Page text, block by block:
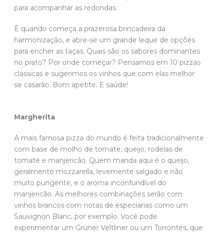
para acompanhar as redondas.
É quando começa a prazerosa brincadeira da
harmonização, e abre-se um grande leque de opções
para encher as taças. Quais são os sabores dominantes
no prato? Por onde começar? Pensamos em 10 pizzas
clássicas e sugerimos os vinhos que com elas melhor
se casarão. Bom apetite. E saúde!
Margherita
A mais famosa pizza do mundo é feita tradicionalmente
com base de molho de tomate, queijo, rodelas de
tomate e manjericão. Quem manda aqui é o queijo,
geralmente mozzarella, levemente salgado e não
muito pungente, e o aroma inconfundível do
manjericão. As melhores combinações serão com
vinhos brancos com notas de especiarias como um
Sauvignon Blanc, por exemplo. Você pode
experimentar um Grüner Veltliner ou um Torrontés, que